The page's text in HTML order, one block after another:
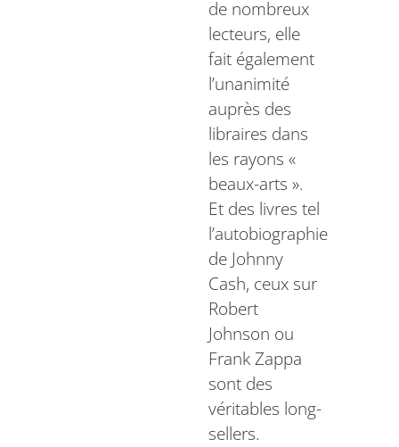
de nombreux
lecteurs, elle
fait également
l’unanimité
auprès des
libraires dans
les rayons «
beaux-arts ».
Et des livres tel
l’autobiographie
de Johnny
Cash, ceux sur
Robert
Johnson ou
Frank Zappa
sont des
véritables long-
sellers.